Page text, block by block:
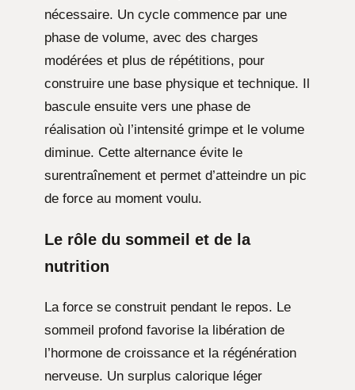
nécessaire. Un cycle commence par une
phase de volume, avec des charges
modérées et plus de répétitions, pour
construire une base physique et technique. Il
bascule ensuite vers une phase de
réalisation où l’intensité grimpe et le volume
diminue. Cette alternance évite le
surentraînement et permet d’atteindre un pic
de force au moment voulu.
Le rôle du sommeil et de la
nutrition
La force se construit pendant le repos. Le
sommeil profond favorise la libération de
l’hormone de croissance et la régénération
nerveuse. Un surplus calorique léger